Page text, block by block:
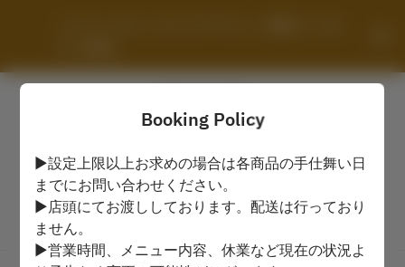
Booking Policy
▶設定上限以上お求めの場合は各商品の手仕舞い日
までにお問い合わせください。
▶店頭にてお渡ししております。配送は行っており
ません。
▶営業時間、メニュー内容、休業など現在の状況よ